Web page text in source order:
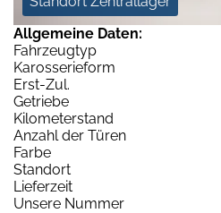
Allgemeine Daten:
Fahrzeugtyp
Karosserieform
Erst-Zul.
Getriebe
Kilometerstand
Anzahl der Türen
Farbe
Standort
Lieferzeit
Unsere Nummer